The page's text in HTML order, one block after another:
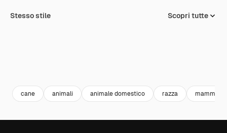
Stesso stile Scopri tutte
cane animali animale domestico razza